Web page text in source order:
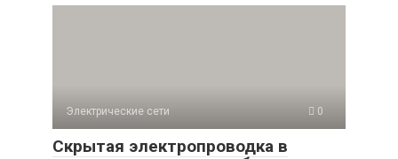
Электрические сети 0
Скрытая электропроводка в